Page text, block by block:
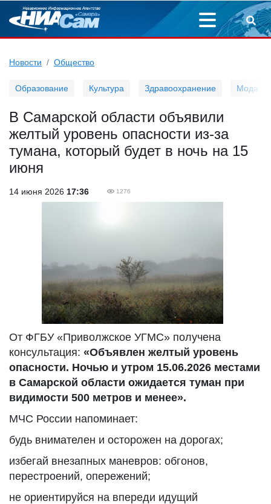
Новости Общество
Образование Культура Здравоохранение Мода
В Самарской области объявили
желтый уровень опасности из-за
тумана, который будет в ночь на 15
июня
14 июня 2026 17:36 1276
От ФГБУ «Приволжское УГМС» получена
консультация: «Объявлен желтый уровень
опасности. Ночью и утром 15.06.2026 местами
в Самарской области ожидается туман при
видимости 500 метров и менее».
МЧС России напоминает:
будь внимателен и осторожен на дорогах;
избегай внезапных маневров: обгонов,
перестроений, опережений;
не ориентируйся на впереди идущий